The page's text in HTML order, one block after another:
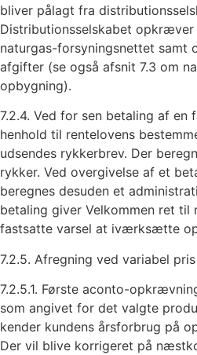
bliver pålagt fra
Distributionsselskabet
naturgas-forsyningsnettet samt
afgifter (se også afsnit 7.3 om
opbygning).
7.2.4. Ved for sen betaling af en
henhold til rentelovens
udsendes rykkerbrev. Der
rykker. Ved overgivelse af et
beregnes desuden et
betaling giver Velkommen ret til
fastsatte varsel at iværksætte
7.2.5. Afregning ved variabel pris
7.2.5.1. Første aconto-
som angivet for det valgte
kender kundens årsforbrug på
Der vil blive korrigeret på